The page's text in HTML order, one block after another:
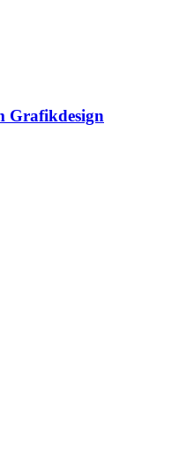
Grafikdesign